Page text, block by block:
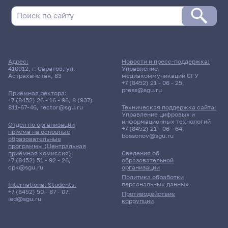
Александрович
Расписание сессии еще не заполнено!
Адрес:
410012, г. Саратов, ул.
Астраханская, 83
Приёмная ректора:
+7 (8452) 26 - 16 - 96, 8 (937)
811-67-46, rector@sgu.ru
Отдел по организации
приёма на основные
образовательные
программы (Центральная
приёмная комиссия):
+7 (8452) 51 - 92 - 26,
cpk@sgu.ru
International Students:
+7 (8452) 50 - 87 - 07,
ied@sgu.ru
Сведения об
образовательной
организации
Политика обработки
персональных данных
Противодействие
коррупции
Новости и пресс-поддержка:
Управление
медиакоммуникаций СГУ
+7 (8452) 21 - 06 - 25,
press@sgu.ru
Техническая поддержка сайта:
Управление цифровых и
информационных технологий
+7 (8452) 21 - 06 - 64,
bessonov@sgu.ru